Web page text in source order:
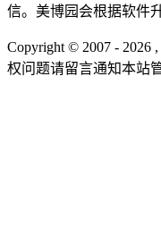
信。美博园会根据软件
Copyright © 2007 - 2026
权问题请留言通知本站